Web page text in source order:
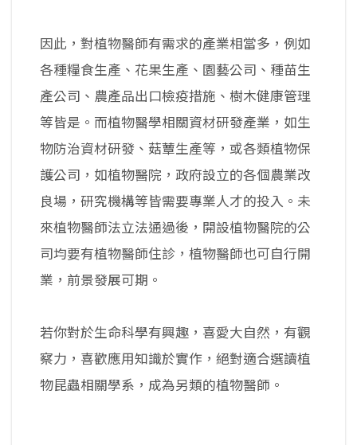
因此，對植物醫師有需求的產業相當多，例如
各種糧食生產、花果生產、園藝公司、種苗生
產公司、農產品出口檢疫措施、樹木健康管理
等皆是。而植物醫學相關資材研發產業，如生
物防治資材研發、菇蕈生產等，或各類植物保
護公司，如植物醫院，政府設立的各個農業改
良場，研究機構等皆需要專業人才的投入。未
來植物醫師法立法通過後，開設植物醫院的公
司均要有植物醫師住診，植物醫師也可自行開
業，前景發展可期。
若你對於生命科學有興趣，喜愛大自然，有觀
察力，喜歡應用知識於實作，絕對適合選讀植
物昆蟲相關學系，成為另類的植物醫師。